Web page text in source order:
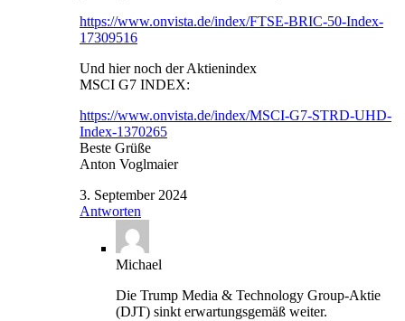
https://www.onvista.de/index/FTSE-BRIC-50-Index-
17309516
Und hier noch der Aktienindex
MSCI G7 INDEX:
https://www.onvista.de/index/MSCI-G7-STRD-UHD-
Index-1370265
Beste Grüße
Anton Voglmaier
3. September 2024
Antworten
Michael
Die Trump Media & Technology Group-Aktie
(DJT) sinkt erwartungsgemäß weiter.